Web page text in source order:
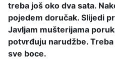
treba još oko dva sata.
pojedem doručak. Slijedi
Javljam mušterijama
potvrđuju narudžbe.
sve boce.